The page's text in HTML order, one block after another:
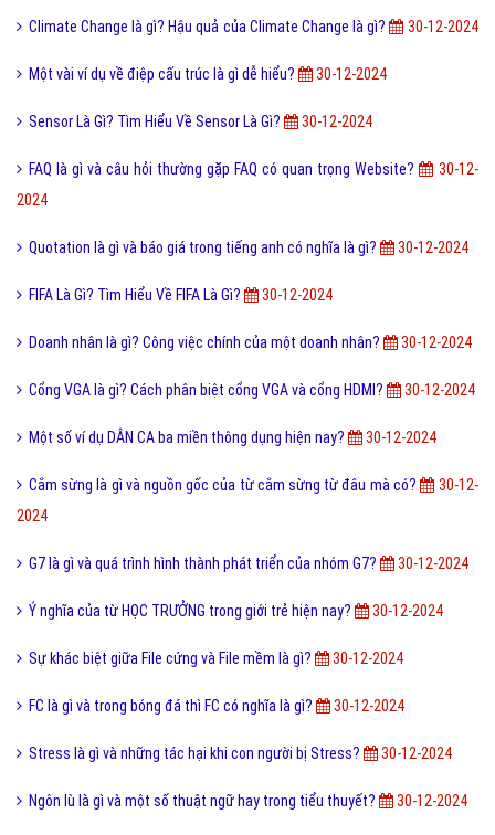
Climate Change là gì? Hậu quả của Climate Change là gì? 30-12-2024
Một vài ví dụ về điệp cấu trúc là gì dễ hiểu? 30-12-2024
Sensor Là Gì? Tìm Hiểu Về Sensor Là Gì? 30-12-2024
FAQ là gì và câu hỏi thường gặp FAQ có quan trọng Website?
30-12-
2024
Quotation là gì và báo giá trong tiếng anh có nghĩa là gì? 30-12-2024
FIFA Là Gì? Tìm Hiểu Về FIFA Là Gì? 30-12-2024
Doanh nhân là gì? Công việc chính của một doanh nhân? 30-12-2024
Cổng VGA là gì? Cách phân biệt cổng VGA và cổng HDMI? 30-12-2024
Một số ví dụ DÂN CA ba miền thông dụng hiện nay? 30-12-2024
Cắm sừng là gì và nguồn gốc của từ cắm sừng từ đâu mà có?
30-12-
2024
G7 là gì và quá trình hình thành phát triển của nhóm G7? 30-12-2024
Ý nghĩa của từ HỌC TRƯỞNG trong giới trẻ hiện nay? 30-12-2024
Sự khác biệt giữa File cứng và File mềm là gì? 30-12-2024
FC là gì và trong bóng đá thì FC có nghĩa là gì? 30-12-2024
Stress là gì và những tác hại khi con người bị Stress? 30-12-2024
Ngôn lù là gì và một số thuật ngữ hay trong tiểu thuyết? 30-12-2024